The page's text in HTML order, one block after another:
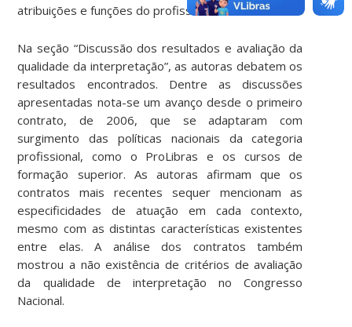
atribuições e funções do profissional é sucinta.
Na seção “Discussão dos resultados e avaliação da
qualidade da interpretação”, as autoras debatem os
resultados encontrados. Dentre as discussões
apresentadas nota-se um avanço desde o primeiro
contrato, de 2006, que se adaptaram com
surgimento das políticas nacionais da categoria
profissional, como o ProLibras e os cursos de
formação superior. As autoras afirmam que os
contratos mais recentes sequer mencionam as
especificidades de atuação em cada contexto,
mesmo com as distintas características existentes
entre elas. A análise dos contratos também
mostrou a não existência de critérios de avaliação
da qualidade de interpretação no Congresso
Nacional.